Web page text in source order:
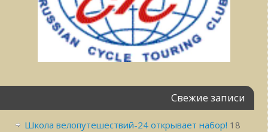
Свежие записи
Школа велопутешествий-24 открывает набор! 18